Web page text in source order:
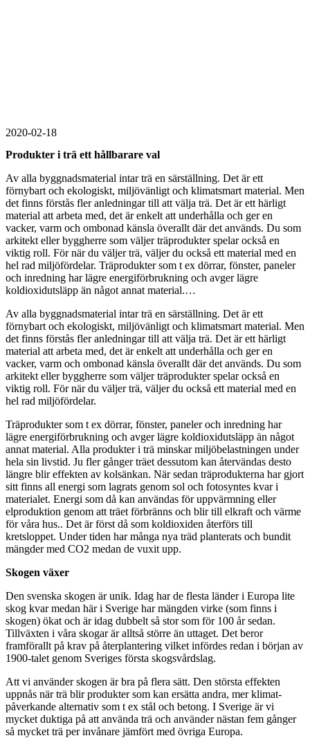
2020-02-18
Produkter i trä ett hållbarare val
Av alla byggnadsmaterial intar trä en särställning. Det är ett
förnybart och ekologiskt, miljövänligt och klimatsmart material. Men
det finns förstås fler anledningar till att välja trä. Det är ett härligt
material att arbeta med, det är enkelt att underhålla och ger en
vacker, varm och ombonad känsla överallt där det används. Du som
arkitekt eller byggherre som väljer träprodukter spelar också en
viktig roll. För när du väljer trä, väljer du också ett material med en
hel rad miljöfördelar. Träprodukter som t ex dörrar, fönster, paneler
och inredning har lägre energiförbrukning och avger lägre
koldioxidutsläpp än något annat material.…
Av alla byggnadsmaterial intar trä en särställning. Det är ett
förnybart och ekologiskt, miljövänligt och klimatsmart material. Men
det finns förstås fler anledningar till att välja trä. Det är ett härligt
material att arbeta med, det är enkelt att underhålla och ger en
vacker, varm och ombonad känsla överallt där det används. Du som
arkitekt eller byggherre som väljer träprodukter spelar också en
viktig roll. För när du väljer trä, väljer du också ett material med en
hel rad miljöfördelar.
Träprodukter som t ex dörrar, fönster, paneler och inredning har
lägre energiförbrukning och avger lägre koldioxidutsläpp än något
annat material. Alla produkter i trä minskar miljöbelastningen under
hela sin livstid. Ju fler gånger träet dessutom kan återvändas desto
längre blir effekten av kolsänkan. När sedan träprodukterna har gjort
sitt finns all energi som lagrats genom sol och fotosyntes kvar i
materialet. Energi som då kan användas för uppvärmning eller
elproduktion genom att träet förbränns och blir till elkraft och värme
för våra hus.. Det är först då som koldioxiden återförs till
kretsloppet. Under tiden har många nya träd planterats och bundit
mängder med CO2 medan de vuxit upp.
Skogen växer
Den svenska skogen är unik. Idag har de flesta länder i Europa lite
skog kvar medan här i Sverige har mängden virke (som finns i
skogen) ökat och är idag dubbelt så stor som för 100 år sedan.
Tillväxten i våra skogar är alltså större än uttaget. Det beror
framförallt på krav på återplantering vilket infördes redan i början av
1900­-talet genom Sveriges första skogsvårdslag.
Att vi använder skogen är bra på flera sätt. Den största effekten
uppnås när trä blir produkter som kan ersätta andra, mer klimat­
påverkande alternativ som t ex stål och betong. I Sverige är vi
mycket duktiga på att använda trä och använder nästan fem gånger
så mycket trä per invånare jämfört med övriga Europa.